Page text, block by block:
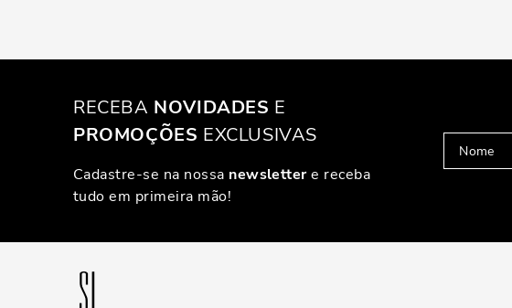
RECEBA NOVIDADES E
PROMOÇÕES EXCLUSIVAS
Cadastre-se na nossa newslettere receba
tudo em primeira mão!